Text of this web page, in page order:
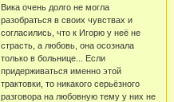
Вика очень долго не могла
разобраться в своих чувствах и
согласились, что к Игорю у неё не
страсть, а любовь, она осознала
только в больнице... Если
придерживаться именно этой
трактовки, то никакого серьёзного
разговора на любовную тему у них не